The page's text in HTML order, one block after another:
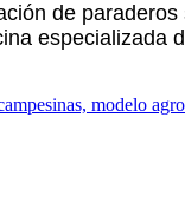
de
especializada
modelo